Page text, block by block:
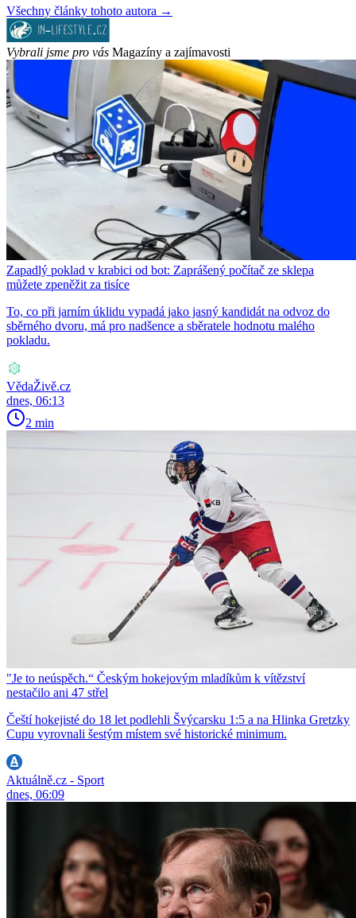
Všechny články tohoto autora →
Vybrali jsme pro vás Magazíny a zajímavosti
Zapadlý poklad v krabici od bot: Zaprášený počítač ze sklepa
můžete zpeněžit za tisíce
To, co při jarním úklidu vypadá jako jasný kandidát na odvoz do
sběrného dvoru, má pro nadšence a sběratele hodnotu malého
pokladu.
VědaŽivě.cz
dnes, 06:13
2 min
"Je to neúspěch.“ Českým hokejovým mladíkům k vítězství
nestačilo ani 47 střel
Čeští hokejisté do 18 let podlehli Švýcarsku 1:5 a na Hlinka Gretzky
Cupu vyrovnali šestým místem své historické minimum.
Aktuálně.cz - Sport
dnes, 06:09